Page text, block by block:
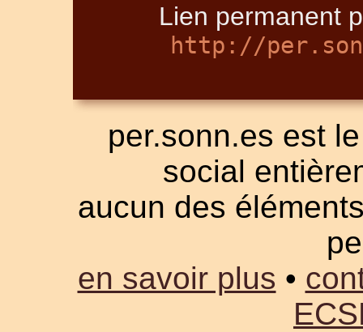
Lien permanent
http://
per.sonn.es est
social
aucun des
en savoir plus •